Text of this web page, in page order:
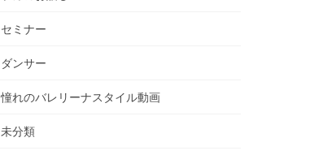
セミナー
ダンサー
憧れのバレリーナスタイル動画
未分類